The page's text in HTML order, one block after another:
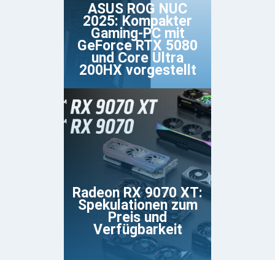
ASUS ROG NUC
2025: Kompakter
Gaming-PC mit
GeForce RTX 5080
und Core Ultra
200HX vorgestellt
Radeon RX 9070 XT:
Spekulationen zum
Preis und
Verfügbarkeit